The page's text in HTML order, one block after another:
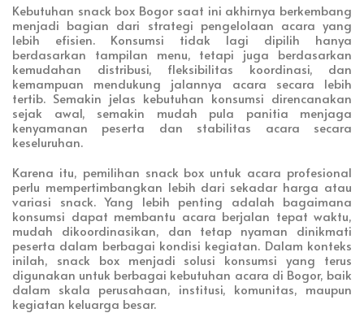
Kebutuhan snack box Bogor saat ini akhirnya berkembang
menjadi bagian dari strategi pengelolaan acara yang
lebih efisien. Konsumsi tidak lagi dipilih hanya
berdasarkan tampilan menu, tetapi juga berdasarkan
kemudahan distribusi, fleksibilitas koordinasi, dan
kemampuan mendukung jalannya acara secara lebih
tertib. Semakin jelas kebutuhan konsumsi direncanakan
sejak awal, semakin mudah pula panitia menjaga
kenyamanan peserta dan stabilitas acara secara
keseluruhan.
Karena itu, pemilihan snack box untuk acara profesional
perlu mempertimbangkan lebih dari sekadar harga atau
variasi snack. Yang lebih penting adalah bagaimana
konsumsi dapat membantu acara berjalan tepat waktu,
mudah dikoordinasikan, dan tetap nyaman dinikmati
peserta dalam berbagai kondisi kegiatan. Dalam konteks
inilah, snack box menjadi solusi konsumsi yang terus
digunakan untuk berbagai kebutuhan acara di Bogor, baik
dalam skala perusahaan, institusi, komunitas, maupun
kegiatan keluarga besar.